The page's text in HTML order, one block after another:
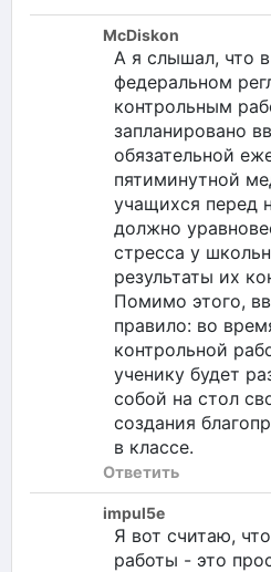
McDiskon
А я слышал, что
федеральном
контрольным
запланировано
обязательной
пятиминутной
учащихся перед
должно
стресса у
результаты их
Помимо этого,
правило: во
контрольной
ученику будет
собой на стол
создания
в классе.
Ответить
impul5e
Я вот считаю,
работы - это